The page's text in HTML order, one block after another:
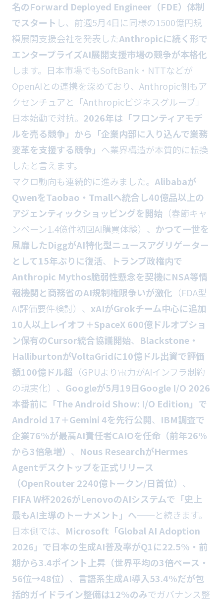
名のForward Deployed Engineer（FDE）体制
でスタート し、前週5月4日に同様の1500億円規
模展開支援会社を発表したAnthropicに続く形で
エンタープライズAI展開支援市場の競争が本格化
します。日本市場でもSoftBank・NTTなどが
OpenAIとの連携を深めており、Anthropic側もア
クセンチュアと「Anthropicビジネスグループ」
日本始動で対抗。 2026年は「フロンティアモデ
ルを売る競争」から「企業内部に入り込んで業務
変革を支援する競争」 へ業界構造が本質的に転換
したと言えます。
マクロ動向も連続的に進みました。 Alibabaが
QwenをTaobao・Tmallへ統合し40億品以上の
アジェンティックショッピングを開始 （春節キャ
ンペーン1.4億件初回AI購買体験）、 かつて一世を
風靡したDiggがAI特化型ニュースアグリゲーター
として15年ぶりに復活、
トランプ政権内で
Anthropic Mythos脆弱性懸念を契機にNSA等情
報機関と商務省のAI規制権限争いが激化 （FDA型
AI評価要件検討）、 xAIがGrokチーム中心に追加
10人以上レイオフ＋SpaceX 600億ドルオプショ
ン保有のCursor統合協議開始、 Blackstone・
HalliburtonがVoltaGridに10億ドル出資で評価
額100億ドル超 （GPUより電力がAIインフラ制約
の現実化）、 Googleが5月19日Google I/O 2026
本番前に「The Android Show: I/O Edition」で
Android 17＋Gemini 4を先行公開、 IBM調査で
企業76%が最高AI責任者CAIOを任命（前年26%
から3倍急増） 、 Nous ResearchがHermes
Agentデスクトップを正式リリース
（OpenRouter 2240億トークン/日首位） 、
FIFA W杯2026がLenovoのAIシステムで「史上
最もAI主導のトーナメント」へ──と続きます。
日本側では、 Microsoft「Global AI Adoption
2026」で日本の生成AI普及率がQ1に22.5%・前
期から3.4ポイント上昇（世界平均の3倍ペース・
56位→48位） 、 言語系生成AI導入53.4%だが包
括的ガイドライン整備は12%のみでガバナンス整